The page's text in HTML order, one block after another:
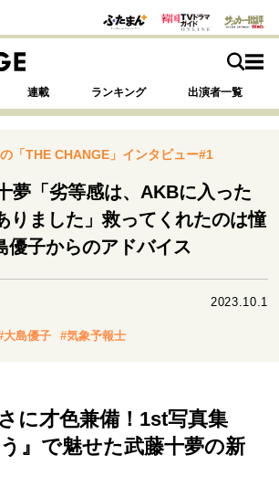
連載 ランキング 出演者一覧
ーマで探す
挫折からの再起
人生が動いた日
の描き方
独立という決断
「THE CHANGE」インタビュー#1
夢「劣等感は、AKBに入った
りました」救ってくれたのは憧
優子からのアドバイス
2023.10.1
大島優子 #気象予報士
に才色兼備！1st写真集
う』で魅せた武藤十夢の新